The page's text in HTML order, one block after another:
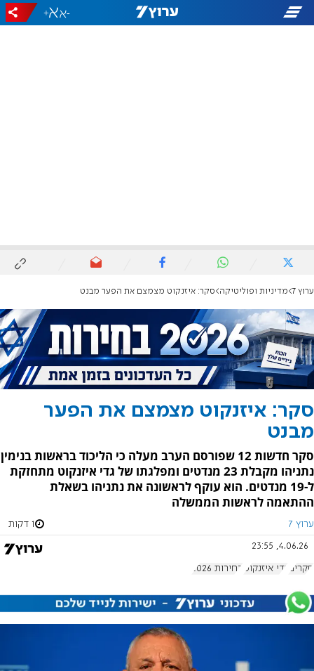
-
+
ערוץ 7 מדיניות ופוליטיקה סקר: איזנקוט מצמצם את הפער מבנט
סקר: איזנקוט מצמצם את הפער
מבנט
סקר חדשות 12 שפורסם הערב מעלה כי הליכוד בראשות בנימין
נתניהו מקבלת 23 מנדטים ומפלגתו של גדי איזנקוט מתחזקת
ל-19 מנדטים. הוא עוקף לראשונה את נתניהו בשאלת
ההתאמה לראשות הממשלה
ערוץ 7 1 דקות
4.06.26, 23:55
סקרים גדי איזנקוט בחירות 2026